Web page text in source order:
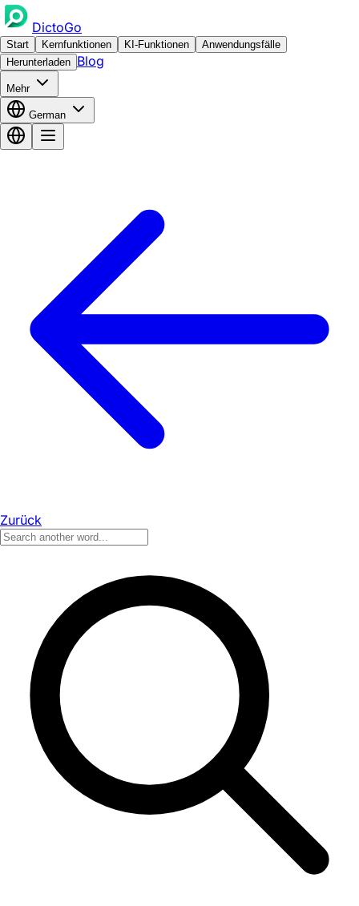
DictoGo
Start Kernfunktionen KI-Funktionen
Anwendungsfälle
Herunterladen Blog
Mehr
German
Zurück